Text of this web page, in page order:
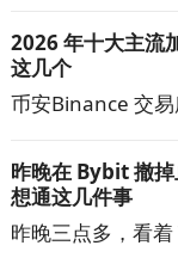
2026 年十大主流
这几个
币安Binance 交
昨晚在 Bybit 撤
想通这几件事
昨晚三点多，看